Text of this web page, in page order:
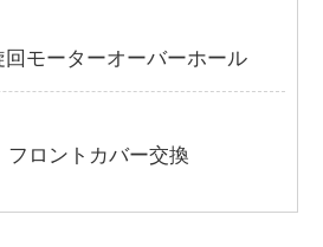
モーターオーバーホール
ロントカバー交換